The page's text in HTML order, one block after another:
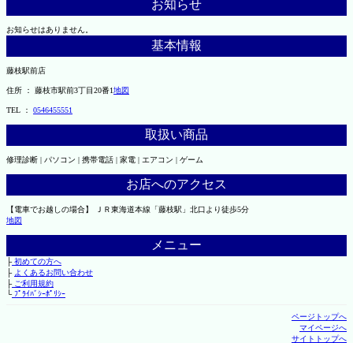
お知らせ
お知らせはありません。
基本情報
藤枝駅前店
住所 ： 藤枝市駅前3丁目20番1地図
TEL ： 0546455551
取扱い商品
修理診断 | パソコン | 携帯電話 | 家電 | エアコン | ゲーム
お店へのアクセス
【電車でお越しの場合】 ＪＲ東海道本線「藤枝駅」北口より徒歩5分
地図
メニュー
├初めての方へ
├ よくあるお問い合わせ
├ご利用規約
└ﾌﾟﾗｲﾊﾞｼｰﾎﾟﾘｼｰ
ページトップへ
マイページへ
サイトトップへ